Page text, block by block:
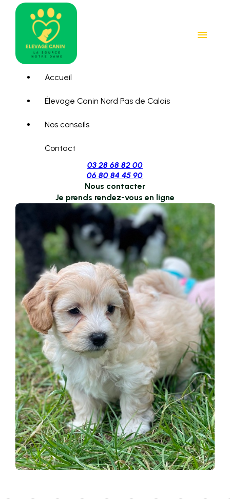
menu
Accueil
Élevage Canin Nord Pas de Calais
Nos conseils
Contact
03 28 68 82 00
06 80 84 45 90
Nous contacter
Je prends rendez-vous en ligne
Panneau de gestion des cookies